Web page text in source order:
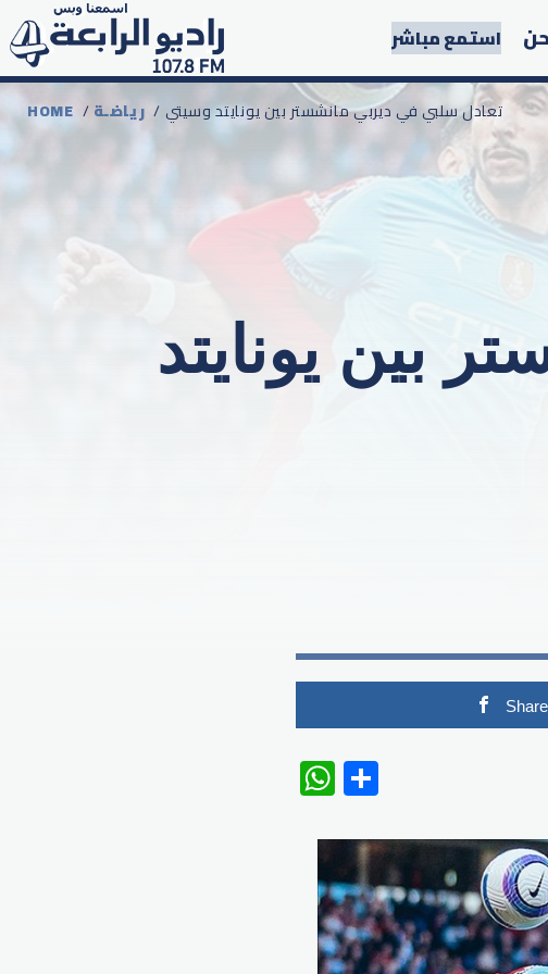
استمع مباشر
HOME /رياضـة / تعادل سلبي في ديربي مانشستر بين يونايتد وسيتي
بين يونايتد
Share
WhatsApp